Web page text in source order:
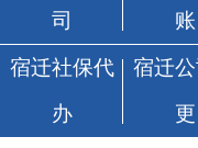
司
账
宿迁社保代
办
宿迁
更